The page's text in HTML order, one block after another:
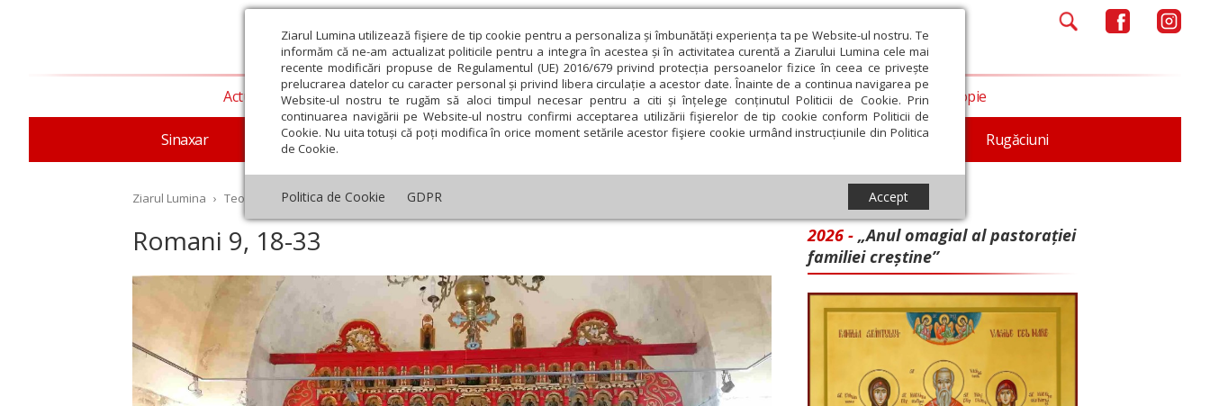
Ziarul Lumina utilizează fişiere de tip cookie pentru a personaliza și îmbunătăți experiența ta pe Website-ul nostru. Te
informăm că ne-am actualizat politicile pentru a integra în acestea și în activitatea curentă a Ziarului Lumina cele mai
recente modificări propuse de Regulamentul (UE) 2016/679 privind protecția persoanelor fizice în ceea ce privește
prelucrarea datelor cu caracter personal și privind libera circulație a acestor date. Înainte de a continua navigarea pe
Website-ul nostru te rugăm să aloci timpul necesar pentru a citi și înțelege conținutul Politicii de Cookie. Prin
continuarea navigării pe Website-ul nostru confirmi acceptarea utilizării fişierelor de tip cookie conform Politicii de
Cookie. Nu uita totuși că poți modifica în orice moment setările acestor fişiere cookie urmând instrucțiunile din Politica
de Cookie.
Politica de Cookie GDPR Accept
Actualitate religioasă Teologie și spiritualitate
Sinaxar Apostolul zilei Evanghelia zilei Evanghelia de Duminică Theologica Liturgica Patristica Rugăciuni
Educaţie și Cultură Societate Opinii Filantropie
Ziarul Lumina › Teologie și spiritualitate › Apostolul zilei
Romani 9, 18-33 2026 - „Anul omagial al pastorației
familiei creștine”